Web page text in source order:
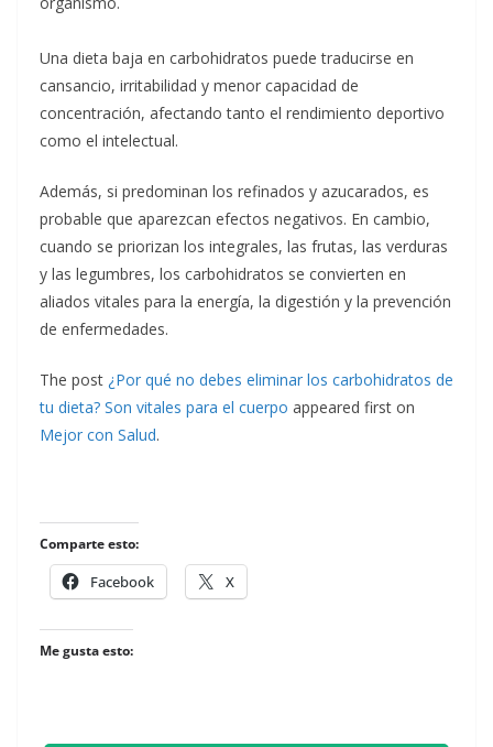
Una dieta baja en carbohidratos puede traducirse en
cansancio, irritabilidad y menor capacidad de
concentración, afectando tanto el rendimiento deportivo
como el intelectual.
Además, si predominan los refinados y azucarados, es
probable que aparezcan efectos negativos. En cambio,
cuando se priorizan los integrales, las frutas, las verduras
y las legumbres, los carbohidratos se convierten en
aliados vitales para la energía, la digestión y la prevención
de enfermedades.
The post ¿Por qué no debes eliminar los carbohidratos de
tu dieta? Son vitales para el cuerpo appeared first on
Mejor con Salud.
Comparte esto:
Facebook X
Me gusta esto: